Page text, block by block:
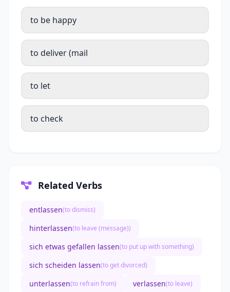
to be happy
to deliver (mail
to let
to check
Related Verbs
entlassen(to dismiss)
hinterlassen(to leave (message))
sich etwas gefallen lassen(to put up with something)
sich scheiden lassen(to get divorced)
unterlassen(to refrain from) verlassen(to leave)